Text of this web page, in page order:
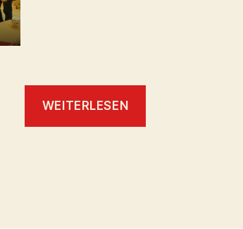
WEITERLESEN
Flohmarkt